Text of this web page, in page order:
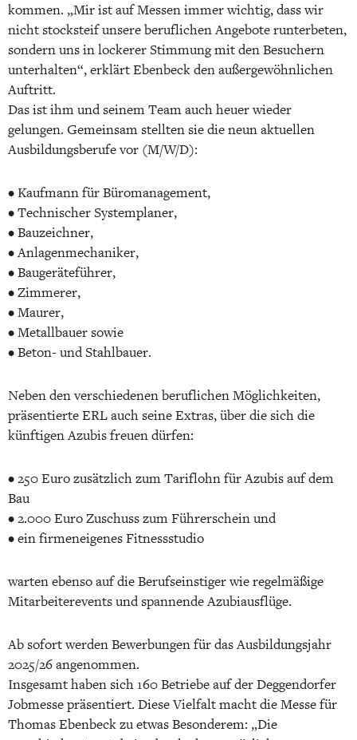
kommen. „Mir ist auf Messen immer wichtig, dass wir
nicht stocksteif unsere beruflichen Angebote runterbeten,
sondern uns in lockerer Stimmung mit den Besuchern
unterhalten“, erklärt Ebenbeck den außergewöhnlichen
Auftritt.
Das ist ihm und seinem Team auch heuer wieder
gelungen. Gemeinsam stellten sie die neun aktuellen
Ausbildungsberufe vor (M/W/D):
• Kaufmann für Büromanagement,
• Technischer Systemplaner,
• Bauzeichner,
• Anlagenmechaniker,
• Baugeräteführer,
• Zimmerer,
• Maurer,
• Metallbauer sowie
• Beton- und Stahlbauer.
Neben den verschiedenen beruflichen Möglichkeiten,
präsentierte ERL auch seine Extras, über die sich die
künftigen Azubis freuen dürfen:
• 250 Euro zusätzlich zum Tariflohn für Azubis auf dem
Bau
• 2.000 Euro Zuschuss zum Führerschein und
• ein firmeneigenes Fitnessstudio
warten ebenso auf die Berufseinstiger wie regelmäßige
Mitarbeiterevents und spannende Azubiausflüge.
Ab sofort werden Bewerbungen für das Ausbildungsjahr
2025/26 angenommen.
Insgesamt haben sich 160 Betriebe auf der Deggendorfer
Jobmesse präsentiert. Diese Vielfalt macht die Messe für
Thomas Ebenbeck zu etwas Besonderem: „Die